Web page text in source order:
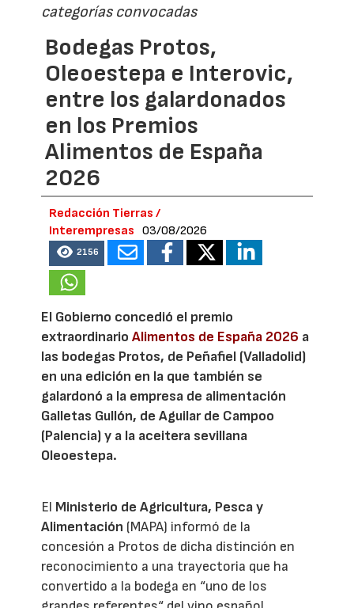
categorías convocadas
Bodegas Protos,
Oleoestepa e Interovic,
entre los galardonados
en los Premios
Alimentos de España
2026
Redacción Tierras /
Interempresas
03/08/2026
2156
El Gobierno concedió el premio
extraordinarioAlimentos de España 2026 a
las bodegas Protos, de Peñafiel (Valladolid)
en una edición en la que también se
galardonó a la empresa de alimentación
Galletas Gullón, de Aguilar de Campoo
(Palencia) y a la aceitera sevillana
Oleoestepa.
El Ministerio de Agricultura, Pesca y
Alimentación (MAPA) informó de la
concesión a Protos de dicha distinción en
reconocimiento a una trayectoria que ha
convertido a la bodega en “uno de los